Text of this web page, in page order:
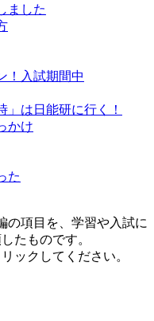
ました
！入試期間中
」は日能研に行く！
かけ
た
の項目を、学習や入試に
たものです。
ックしてください。